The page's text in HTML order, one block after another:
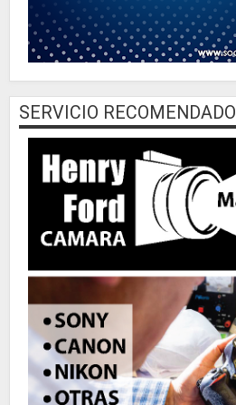
SERVICIO RECOMENDADO